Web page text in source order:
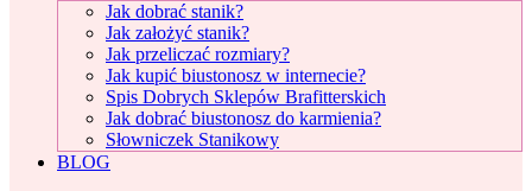
Jak dobrać stanik?
Jak założyć stanik?
Jak przeliczać rozmiary?
Jak kupić biustonosz w internecie?
Spis Dobrych Sklepów Brafitterskich
Jak dobrać biustonosz do karmienia?
Słowniczek Stanikowy
BLOG